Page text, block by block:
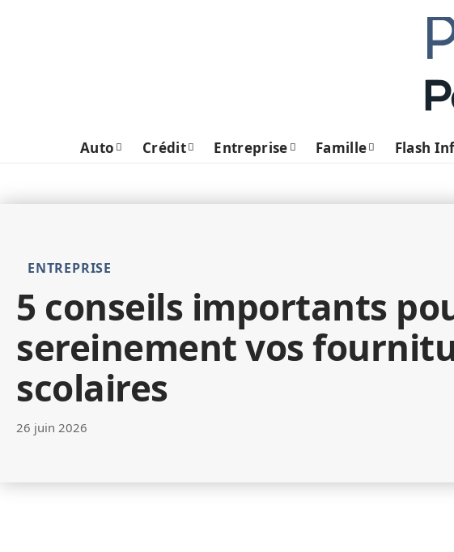
Auto Crédit Entreprise Famille Flash
ENTREPRISE
5 conseils importants
sereinement vos
scolaires
26 juin 2026